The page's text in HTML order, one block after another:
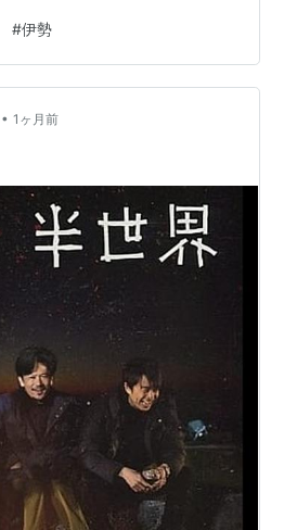
#伊勢
• 1ヶ月前